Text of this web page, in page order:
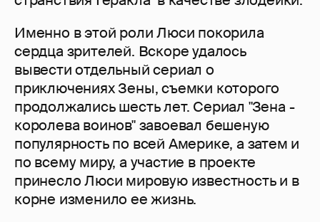
Именно в этой роли Люси покорила
сердца зрителей. Вскоре удалось
вывести отдельный сериал о
приключениях Зены, съемки которого
продолжались шесть лет. Сериал "Зена -
королева воинов" завоевал бешеную
популярность по всей Америке, а затем и
по всему миру, а участие в проекте
принесло Люси мировую известность и в
корне изменило ее жизнь.